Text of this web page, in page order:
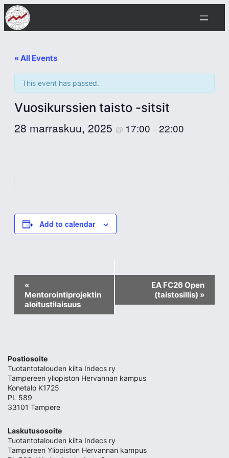
« All Events
This event has passed.
Vuosikurssien taisto -sitsit
28 marraskuu, 2025 @ 17:00 –22:00
Add to calendar
Event
Navigation
«
Mentorointiprojektin
aloitustilaisuus
EA FC26 Open
(taistosillis) »
Postiosoite
Tuotantotalouden kilta Indecs ry
Tampereen yliopiston Hervannan kampus
Konetalo K1725
PL 589
33101 Tampere
Laskutusosoite
Tuotantotalouden kilta Indecs ry
Tampereen Yliopiston Hervannan kampus